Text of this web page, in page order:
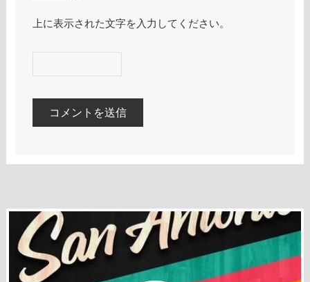
上に表示された文字を入力してください。